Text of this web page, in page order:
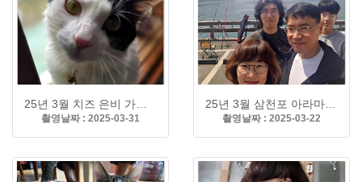
촬영날짜 : 2025-03-31 촬영날짜 : 2025-03-22